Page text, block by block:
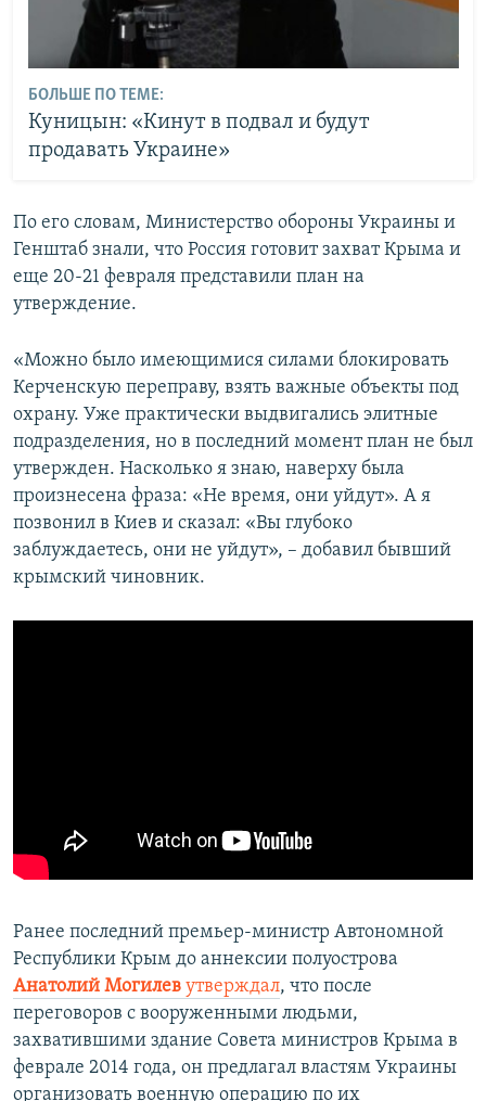
БОЛЬШЕ ПО ТЕМЕ:
Куницын: «Кинут в подвал и будут
продавать Украине»
По его словам, Министерство обороны Украины и
Генштаб знали, что Россия готовит захват Крыма и
еще 20-21 февраля представили план на
утверждение.
«Можно было имеющимися силами блокировать
Керченскую переправу, взять важные объекты под
охрану. Уже практически выдвигались элитные
подразделения, но в последний момент план не был
утвержден. Насколько я знаю, наверху была
произнесена фраза: «Не время, они уйдут». А я
позвонил в Киев и сказал: «Вы глубоко
заблуждаетесь, они не уйдут», – добавил бывший
крымский чиновник.
Ранее последний премьер-министр Автономной
Республики Крым до аннексии полуострова
Анатолий Могилев утверждал, что после
переговоров с вооруженными людьми,
захватившими здание Совета министров Крыма в
феврале 2014 года, он предлагал властям Украины
организовать военную операцию по их